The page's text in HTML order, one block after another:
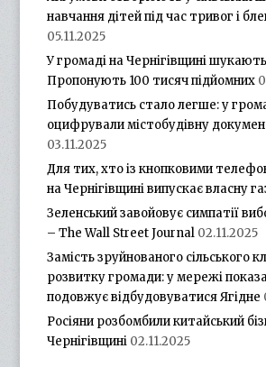
навчання дітей під час тривог і
05.11.2025
У громаді на Чернігівщині
Пропонують 100 тисяч підйомних
Побудуватись стало легше: у
оцифрували містобудівну
03.11.2025
Для тих, хто із кнопковими
на Чернігівщині випускає власну
Зеленський завойовує симпатії
– The Wall Street Journal 02.11.2025
Замість зруйнованого сільського
розвитку громади: у мережі
подовжує відбудовуватися Ягідне
Росіяни розбомбили китайський
Чернігівщині 02.11.2025